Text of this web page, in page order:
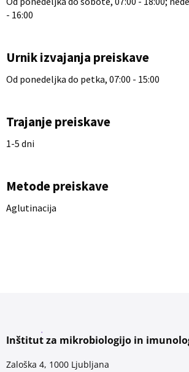
- 16:00
Urnik izvajanja preiskave
Od ponedeljka do petka, 07:00 - 15:00
Trajanje preiskave
1-5 dni
Metode preiskave
Aglutinacija
Inštitut za mikrobiologijo in
Zaloška 4, 1000 Ljubljana